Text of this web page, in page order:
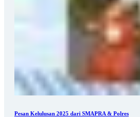
Pesan Kelulusan 2025 dari SMAPRA & Polres